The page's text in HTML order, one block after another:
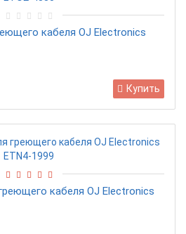
кабеля OJ Electronics
Купить
кабеля OJ Electronics